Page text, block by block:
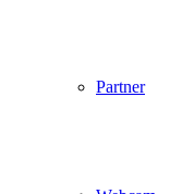
Partner